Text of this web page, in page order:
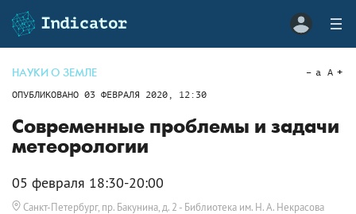
НАУКИ О ЗЕМЛЕ
ОПУБЛИКОВАНО 03 ФЕВРАЛЯ 2020, 12:30
a A
Современные проблемы и задачи
метеорологии
05 февраля 18:30-20:00
Санкт-Петербург, пр. Бакунина, д. 2 - Библиотека им. Н. А. Некрасова